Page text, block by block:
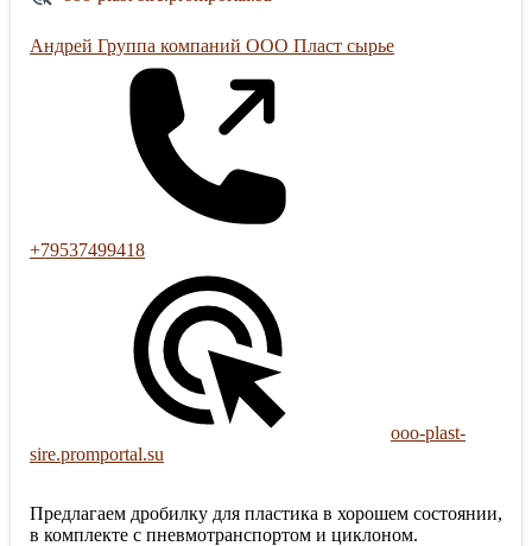
Андрей Группа компаний ООО Пласт сырье
+79537499418
ooo-plast-
sire.promportal.su
Предлагаем дробилку для пластика в хорошем состоянии,
в комплекте с пневмотранспортом и циклоном.